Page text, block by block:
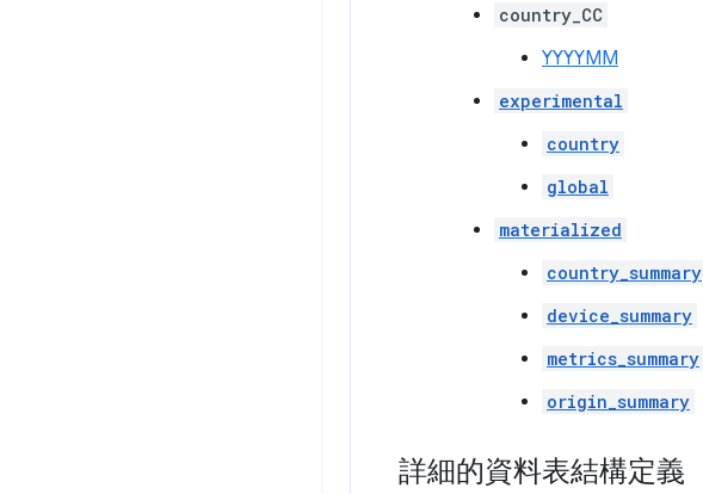
country_CC
YYYYMM
experimental
country
global
materialized
country_summary
device_summary
metrics_summary
origin_summary
詳細的資料表結構定義